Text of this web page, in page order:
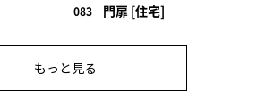
083 門扉 [住宅]
もっと見る